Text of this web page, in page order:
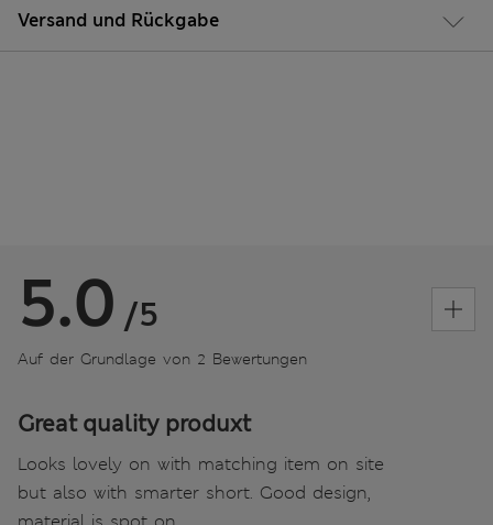
Versand und Rückgabe
5.0 /5
Auf der Grundlage von 2 Bewertungen
Great quality produxt
Looks lovely on with matching item on site
but also with smarter short. Good design,